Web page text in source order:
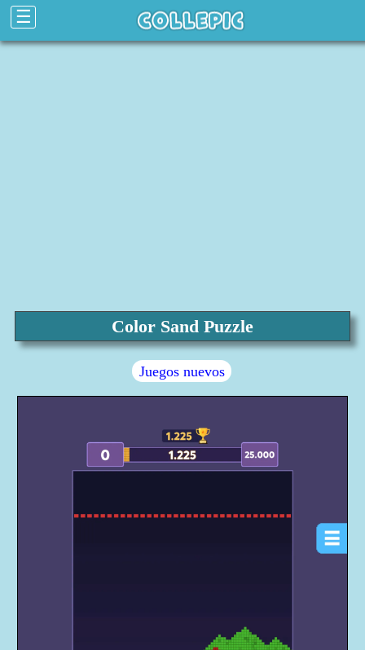
☰
Color Sand Puzzle
Juegos nuevos